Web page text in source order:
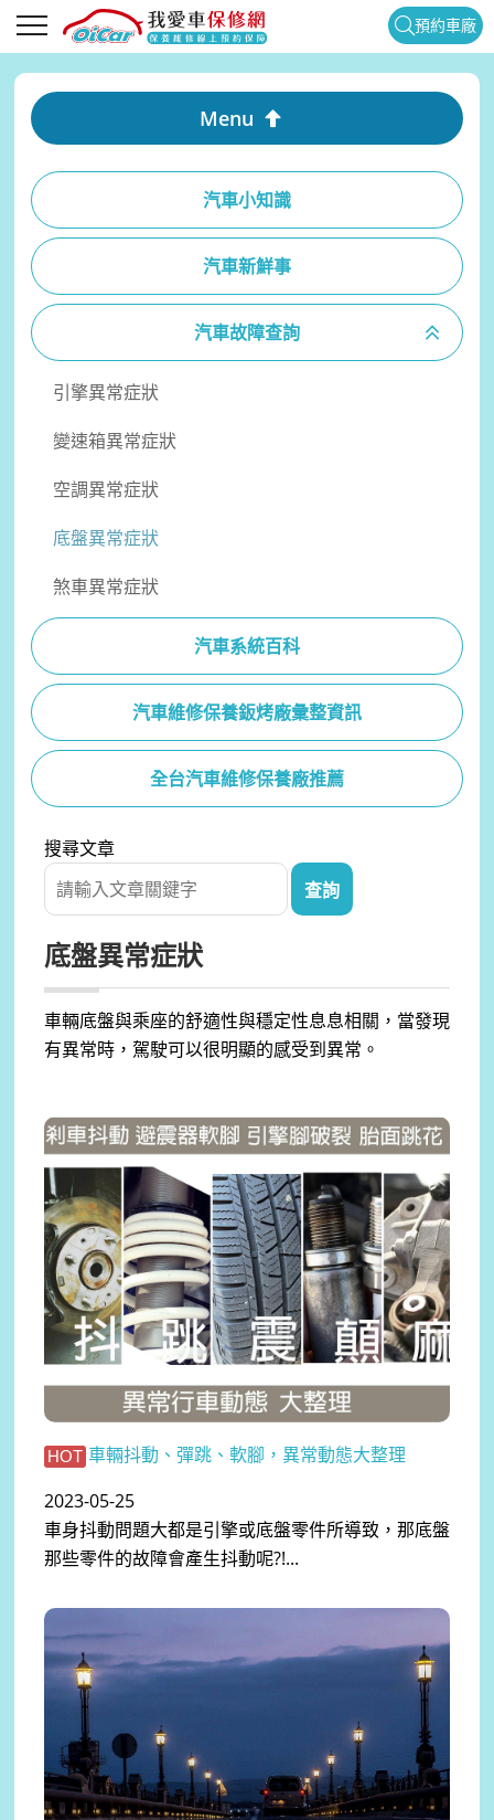
預約車廠
Menu
汽車小知識
汽車新鮮事
汽車故障查詢
引擎異常症狀
變速箱異常症狀
空調異常症狀
底盤異常症狀
煞車異常症狀
汽車系統百科
汽車維修保養鈑烤廠彙整資訊
全台汽車維修保養廠推薦
搜尋文章
底盤異常症狀
車輛底盤與乘座的舒適性與穩定性息息相關，當發現
有異常時，駕駛可以很明顯的感受到異常。
HOT 車輛抖動、彈跳、軟腳，異常動態大整理
2023-05-25
車身抖動問題大都是引擎或底盤零件所導致，那底盤
那些零件的故障會產生抖動呢?!...